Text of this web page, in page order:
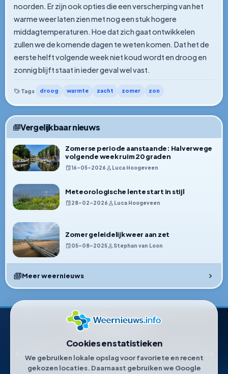
Cookies en statistieken
We gebruiken lokale opslag voor favoriete en recent
gekozen locaties. Daarnaast gebruiken we Google
noorden. Er zijn ook opties die een verscherping van het
warme weer laten zien met nog een stuk hogere
middagtemperaturen. Hoe dat zich gaat ontwikkelen
zullen we de komende dagen te weten komen. Dat het de
eerste helft volgende week niet koud wordt en droog en
zonnig blijft staat in ieder geval wel vast.
Tags droog warmte zacht zomer zon
Vergelijkbaar nieuws
Zomerse periode aanstaande: Halverwege
volgende week ruim 20 graden
16–05–2026 Luca Hoogeveen
Meteorologische lente start in stijl
28–02–2026 Luca Hoogeveen
Zomer geleidelijk weer aan zet
05–08–2025 Stephan van Loon
Meer weernieuws
Weernieuws.info
© Copyright 2021-2026 • Weernieuws.info. Alle rechten
voorbehouden.